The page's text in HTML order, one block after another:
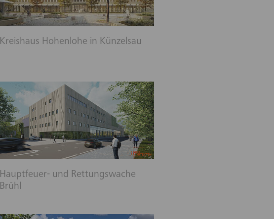
Kreishaus Hohenlohe in Künzelsau
Hauptfeuer- und Rettungswache
Brühl